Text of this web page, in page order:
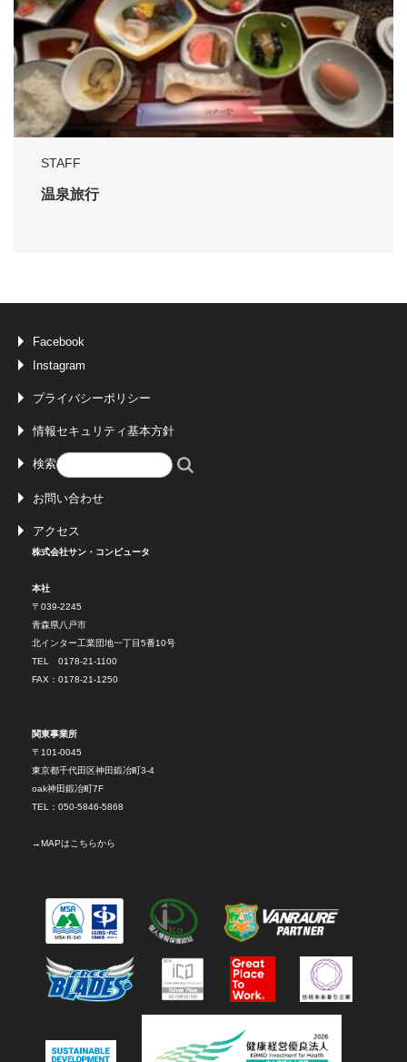
STAFF
温泉旅行
Facebook
Instagram
プライバシーポリシー
情報セキュリティ基本方針
検索
お問い合わせ
アクセス
株式会社サン・コンピュータ
本社
〒039-2245
青森県八戸市
北インター工業団地一丁目5番10号
TEL 0178-21-1100
FAX：0178-21-1250
関東事業所
〒101-0045
東京都千代田区神田鍛冶町3-4
oak神田鍛冶町7F
TEL：050-5846-5868
→MAPはこちらから